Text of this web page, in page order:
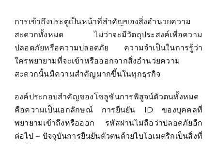
การเข้าถึงประตูเป็นหน้าที่สำคัญของสิ่งอำนวยความ
สะดวกทั้งหมด ไม่ว่าจะมีวัตถุประสงค์เพื่อความ
ปลอดภัยหรือความปลอดภัย ความจำเป็นในการรู้ว่า
ใครพยายามที่จะเข้าหรือออกจากสิ่งอำนวยความ
สะดวกนั้นมีความสำคัญมากขึ้นในทุกธุรกิจ
องค์ประกอบสำคัญของโซลูชันการพิสูจน์ตัวตนทั้งหมด
คือความเป็นเอกลักษณ์ การยืนยัน ID ของบุคคลที่
พยายามเข้าถึงหรือออก รหัสผ่านไม่ถือว่าปลอดภัยอีก
ต่อไป – ปัจจุบันการยืนยันตัวตนด้วยไบโอเมตริกเป็นสิ่งที่